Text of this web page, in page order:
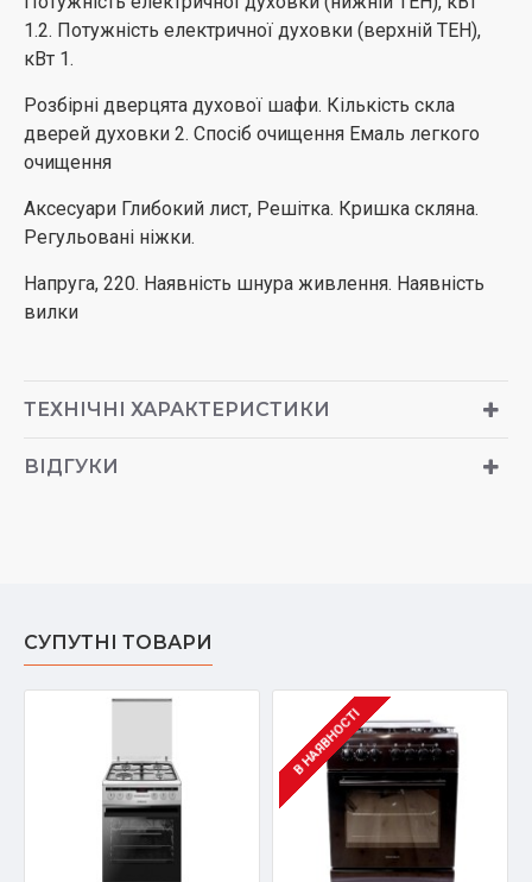
1.2. Потужність електричної духовки (верхній ТЕН),
кВт 1.
Розбірні дверцята духової шафи. Кількість скла
дверей духовки 2. Спосіб очищення Емаль легкого
очищення
Аксесуари Глибокий лист, Решітка. Кришка скляна.
Регульовані ніжки.
Напруга, 220. Наявність шнура живлення. Наявність
вилки
ТЕХНІЧНІ ХАРАКТЕРИСТИКИ
ВІДГУКИ
СУПУТНІ ТОВАРИ
В НАЯВНОСТІ